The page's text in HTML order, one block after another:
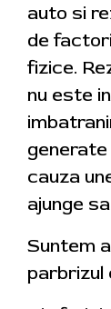
auto si
de
fizice.
nu este
cauza
ajunge
Suntem